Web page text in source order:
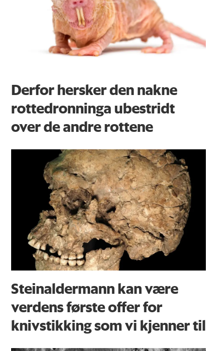
Derfor hersker den nakne
rottedronninga ubestridt
over de andre rottene
Steinaldermann kan være
verdens første offer for
knivstikking som vi kjenner til